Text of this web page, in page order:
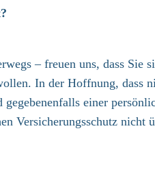
– freuen uns, dass Sie
In der Hoffnung, dass
gegebenenfalls einer
Versicherungsschutz